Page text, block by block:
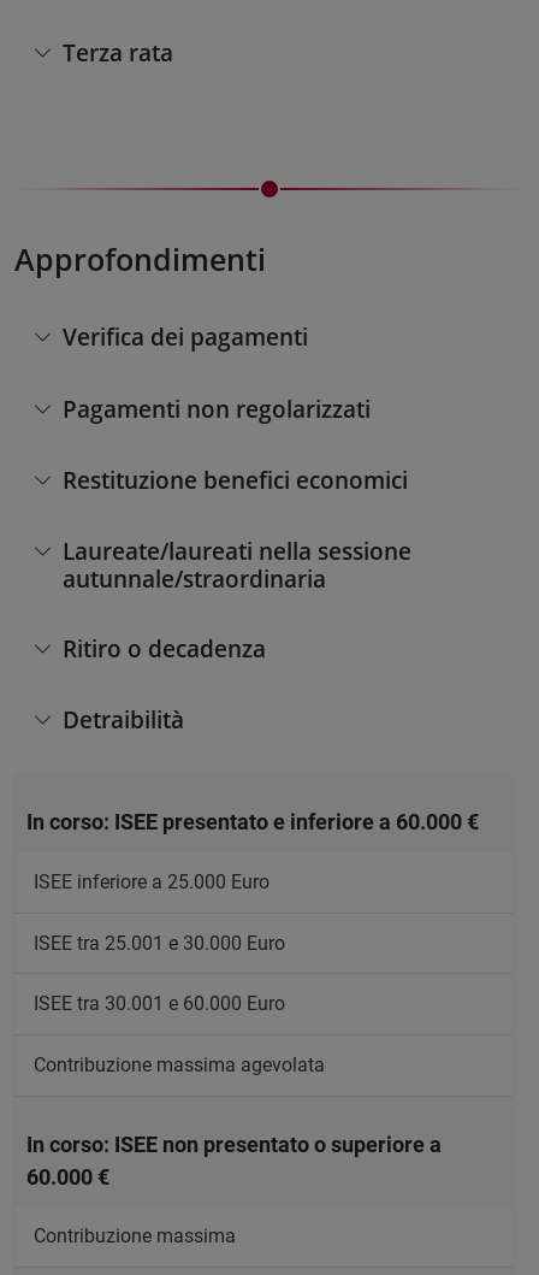
Terza rata
Approfondimenti
Verifica dei pagamenti
Pagamenti non regolarizzati
Restituzione benefici economici
Laureate/laureati nella sessione
autunnale/straordinaria
Ritiro o decadenza
Detraibilità
In corso: ISEE presentato e inferiore a 60.000 €
ISEE inferiore a 25.000 Euro
ISEE tra 25.001 e 30.000 Euro
ISEE tra 30.001 e 60.000 Euro
Contribuzione massima agevolata
In corso: ISEE non presentato o superiore a
60.000 €
Contribuzione massima